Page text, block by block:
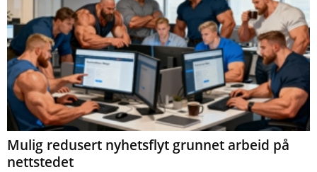
Mulig redusert nyhetsflyt grunnet arbeid på
nettstedet